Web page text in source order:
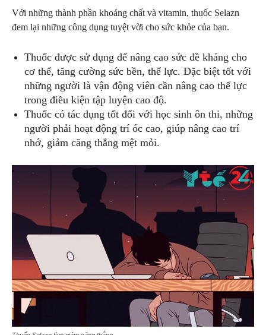
Với những thành phần khoáng chất và vitamin, thuốc Selazn
đem lại những công dụng tuyệt vời cho sức khỏe của bạn.
Thuốc được sử dụng để nâng cao sức đề kháng cho
cơ thể, tăng cường sức bền, thể lực. Đặc biệt tốt với
những người là vận động viên cần nâng cao thể lực
trong điều kiện tập luyện cao độ.
Thuốc có tác dụng tốt đối với học sinh ôn thi, những
người phải hoạt động trí óc cao, giúp nâng cao trí
nhớ, giảm căng thẳng mệt mỏi.